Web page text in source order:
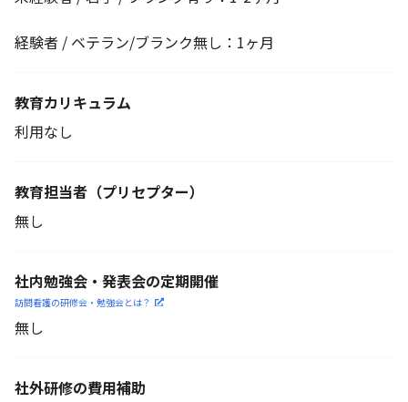
経験者 / ベテラン/ブランク無し：1ヶ月
教育カリキュラム
利用なし
教育担当者 （プリセプター）
無し
社内勉強会・発表会の定期開催
訪問看護の研修会・勉強会とは？
無し
社外研修の費用補助